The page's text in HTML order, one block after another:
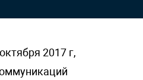
2017 г,